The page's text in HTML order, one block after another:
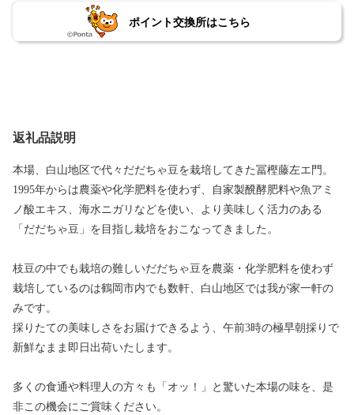
ポイント交換所はこちら
返礼品説明
本場、白山地区で代々だだちゃ豆を栽培してきた冨樫藤左エ門。
1995年からは農薬や化学肥料を使わず、自家製醗酵肥料や魚アミ
ノ酸エキス、海水ニガリなどを使い、より美味しく活力のある
「だだちゃ豆」を目指し栽培をおこなってきました。
枝豆の中でも栽培の難しいだだちゃ豆を農薬・化学肥料を使わず
栽培しているのは鶴岡市内でも数軒、白山地区では我が家一軒の
みです。
採りたての美味しさをお届けできるよう、午前3時の極早朝採りで
新鮮なまま即日出荷いたします。
多くの食通や料理人の方々も「オッ！」と驚いた本場の味を、是
非この機会にご賞味ください。